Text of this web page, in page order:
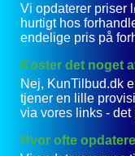
Vi opdaterer priser
hurtigt hos
endelige pris på
Koster det noget
Nej, KunTilbud.dk
tjener en lille
via vores links -
Hvor ofte